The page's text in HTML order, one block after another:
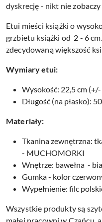
dyskrecję - nikt nie zobaczy
Etui mieści książki o
grzbietu książki od 2 - 6
zdecydowaną większość
Wymiary etui:
Wysokość: 22,5 cm (+/-
Długość (na płasko):
Materiały:
Tkanina zewnętrzna:
- MUCHOMORKI
Wnętrze: bawełna -
Gumka - kolor
Wypełnienie: filc
Wszystkie produkty są